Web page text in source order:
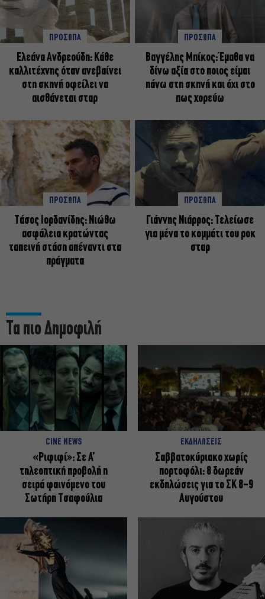
ΠΡΟΣΩΠΑ
Ελεάνα Ανδρεούδη: Κάθε
καλλιτέχνης όταν ανεβαίνει
στη σκηνή οφείλει να
αισθάνεται σταρ
ΠΡΟΣΩΠΑ
Βαγγέλης Μπίκος: Έμαθα να
δίνω αξία στο ποιος είμαι
πάνω στη σκηνή και όχι στο
πως χορεύω
ΠΡΟΣΩΠΑ
Tάσος Ιορδανίδης: Νιώθω
ασφάλεια κρατώντας
ταπεινή στάση απέναντι στα
πράγματα
ΠΡΟΣΩΠΑ
Γιάννης Νιάρρος: Τελείωσε
για μένα το κομμάτι του ροκ
σταρ
Τα πιο Δημοφιλή
CINE NEWS
«Ριφιφί»: Σε Α’
τηλεοπτική προβολή η
σειρά φαινόμενο του
Σωτήρη Τσαφούλια
ΕΚΔΗΛΩΣΕΙΣ
Σαββατοκύριακο χωρίς
πορτοφόλι: 8 δωρεάν
εκδηλώσεις για το ΣΚ 8-9
Αυγούστου